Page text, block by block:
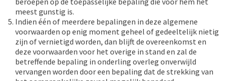
meest gunstig is.
Indien één of meerdere bepalingen in deze algemene
voorwaarden op enig moment geheel of gedeeltelijk nietig
zijn of vernietigd worden, dan blijft de overeenkomst en
deze voorwaarden voor het overige in stand en zal de
betreffende bepaling in onderling overleg onverwijld
vervangen worden door een bepaling dat de strekking van